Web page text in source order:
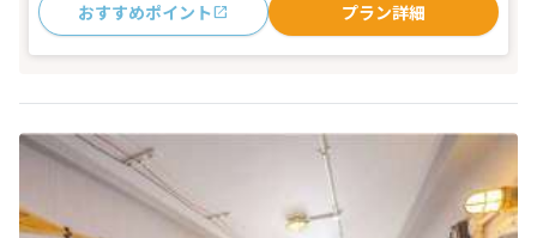
おすすめポイント プラン詳細